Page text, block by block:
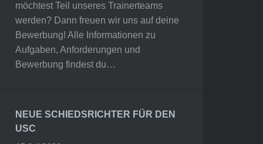
möchtest Teil unseres Trainerteams
werden? Dann freuen wir uns auf deine
Bewerbung! Alle Informationen zu
Aufgaben, Anforderungen und
Bewerbung findest du…
NEUE SCHIEDSRICHTER FÜR DEN
USC